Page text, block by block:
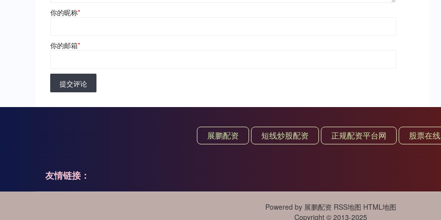
你的昵称*
你的邮箱*
提交评论
展鹏配资 短线炒股配资 正规配资平台网 股票在
友情链接：
Powered by 展鹏配资 RSS地图 HTML地图
Copyright © 2013-2025